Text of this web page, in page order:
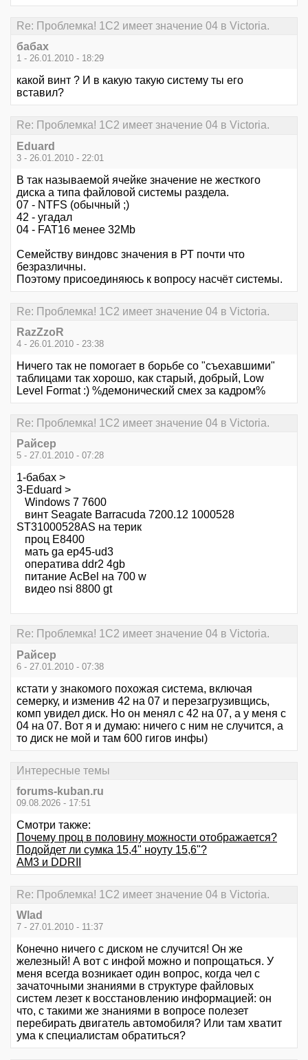
Re: Проблемка! 1С2 имеет значение 04 в Victoria.
бабах
1 - 26.01.2010 - 18:29
какой винт ? И в какую такую систему ты его
вставил?
Re: Проблемка! 1С2 имеет значение 04 в Victoria.
Eduard
3 - 26.01.2010 - 22:01
В так называемой ячейке значение не жесткого
диска а типа файловой системы раздела.
07 - NTFS (обычный ;)
42 - угадал
04 - FAT16 менее 32Mb
Семейству виндовс значения в РТ почти что
безразличны.
Поэтому присоединяюсь к вопросу насчёт системы.
Re: Проблемка! 1С2 имеет значение 04 в Victoria.
RazZzoR
4 - 26.01.2010 - 23:38
Ничего так не помогает в борьбе со "съехавшими"
таблицами так хорошо, как старый, добрый, Low
Level Format :) %демонический смех за кадром%
Re: Проблемка! 1С2 имеет значение 04 в Victoria.
Райсер
5 - 27.01.2010 - 07:28
1-бабах >
3-Eduard >
Windows 7 7600
винт Seagate Barracuda 7200.12 1000528
ST31000528AS на терик
проц E8400
мать ga ep45-ud3
оператива ddr2 4gb
питание AcBel на 700 w
видео nsi 8800 gt
Re: Проблемка! 1С2 имеет значение 04 в Victoria.
Райсер
6 - 27.01.2010 - 07:38
кстати у знакомого похожая система, включая
семерку, и изменив 42 на 07 и перезагрузивщись,
комп увидел диск. Но он менял с 42 на 07, а у меня с
04 на 07. Вот я и думаю: ничего с ним не случится, а
то диск не мой и там 600 гигов инфы)
Интересные темы
forums-kuban.ru
09.08.2026 - 17:51
Смотри также:
Почему проц в половину можности отображается?
Подойдет ли сумка 15,4" ноуту 15,6"?
AM3 и DDRII
Re: Проблемка! 1С2 имеет значение 04 в Victoria.
Wlad
7 - 27.01.2010 - 11:37
Конечно ничего с диском не случится! Он же
железный! А вот с инфой можно и попрощаться. У
меня всегда возникает один вопрос, когда чел с
зачаточными знаниями в структуре файловых
систем лезет к восстановлению информацией: он
что, с такими же знаниями в вопросе полезет
перебирать двигатель автомобиля? Или там хватит
ума к специалистам обратиться?